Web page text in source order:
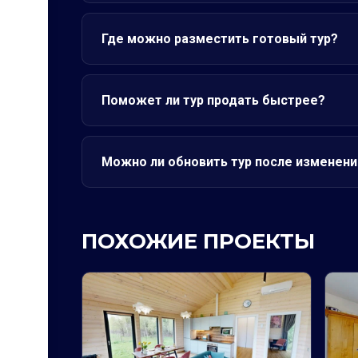
Где можно разместить готовый тур?
Поможет ли тур продать быстрее?
Можно ли обновить тур после
ПОХОЖИЕ ПРОЕКТЫ